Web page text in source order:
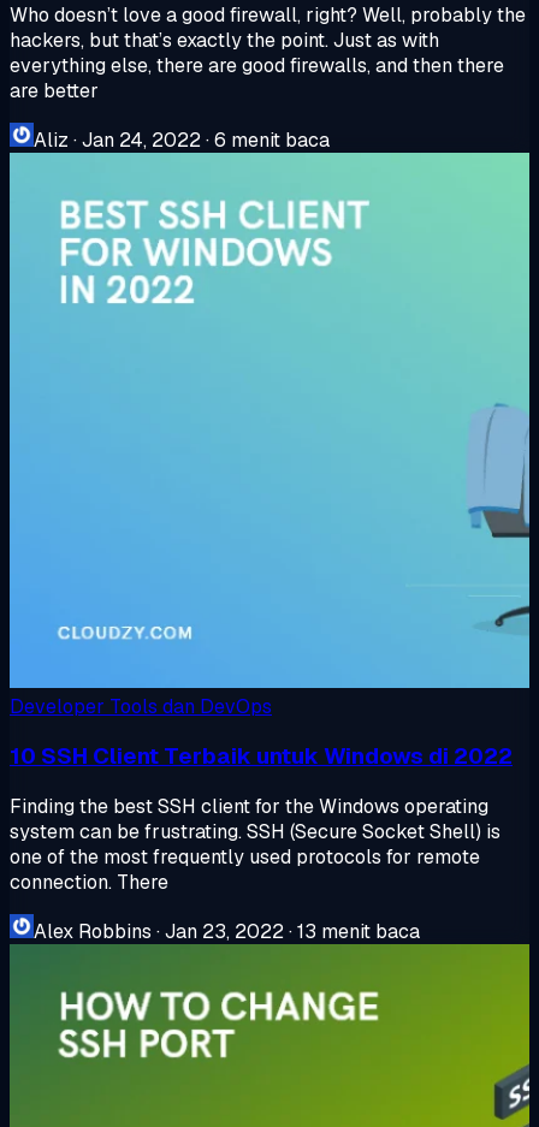
Who doesn’t love a good firewall, right? Well, probably the
hackers, but that’s exactly the point. Just as with
everything else, there are good firewalls, and then there
are better
Aliz ·Jan 24, 2022·6 menit baca
Developer Tools dan DevOps
10 SSH Client Terbaik untuk Windows di 2022
Finding the best SSH client for the Windows operating
system can be frustrating. SSH (Secure Socket Shell) is
one of the most frequently used protocols for remote
connection. There
Alex Robbins ·Jan 23, 2022·13 menit baca